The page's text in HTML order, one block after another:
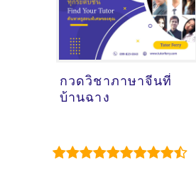
กวดวิชาภาษาจีนที่
บ้านฉาง